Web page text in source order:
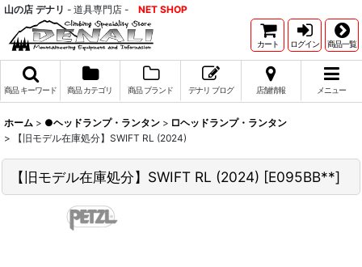
山の店 デナリ - 道具専門店 - NET SHOP
カート ログイン 商品一覧
商品 キーワード 商品 カテゴリ 商品 ブランド デナリ ブログ 店舗情報 メニュー
ホーム > ●ヘッドランプ・ランタン > □ヘッドランプ・ランタン
>
【旧モデル在庫処分】SWIFT RL (2024)
【旧モデル在庫処分】SWIFT RL (2024) [E095BB**]